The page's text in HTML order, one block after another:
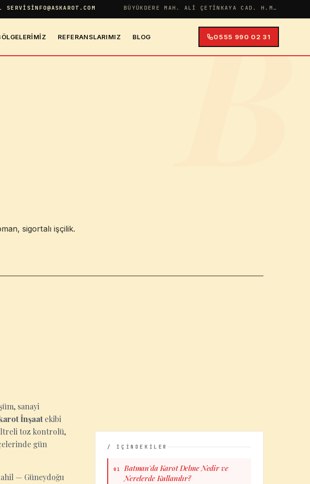
INFO@ASKAROT.COM BÜYÜKDERE MAH. ALI ÇETINKAYA CAD. H.MERYEM APT NO:38 İÇ KAPI NO:4
REFERANSLARIMIZ BLOG 0555 990 02 31
B
sigortalı işçilik.
sanayi
İnşaatekibi
toz kontrolü,
gün
— Güneydoğu
/ İÇİNDEKİLER
01
Batman'da Karot Delme Nedir ve
Nerelerde Kullanılır?